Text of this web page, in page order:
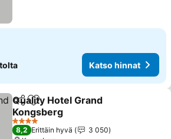
Katso hinnat
Jaa Lisää suosikkeihin
Quality Hotel Grand
Kongsberg
Katso hinnat
4 Tähtiluokitus
8,2 Erittäin hyvä
3 050